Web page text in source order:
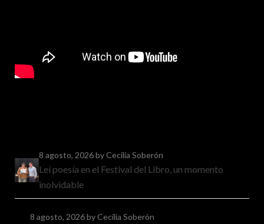
8 agosto, 2026by Cecilia Soberón
Leí poesía en el Festival del Libro, un momento
inolvidable
8 agosto, 2026by Cecilia Soberón